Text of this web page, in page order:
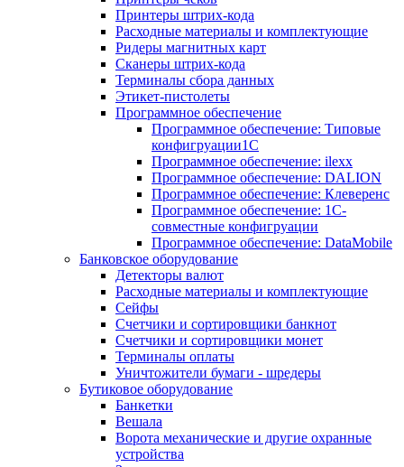
Принтеры штрих-кода
Расходные материалы и комплектующие
Ридеры магнитных карт
Сканеры штрих-кода
Терминалы сбора данных
Этикет-пистолеты
Программное обеспечение
Программное обеспечение: Типовые
конфигруации1С
Программное обеспечение: ilexx
Программное обеспечение: DALION
Программное обеспечение: Клеверенс
Программное обеспечение: 1С-
совместные конфигруации
Программное обеспечение: DataMobile
Банковское оборудование
Детекторы валют
Расходные материалы и комплектующие
Сейфы
Счетчики и сортировщики банкнот
Счетчики и сортировщики монет
Терминалы оплаты
Уничтожители бумаги - шредеры
Бутиковое оборудование
Банкетки
Вешала
Ворота механические и другие охранные
устройства